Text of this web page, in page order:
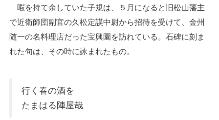
暇を持て余していた子規は、５月になると旧松山藩主
で近衛師団副官の久松定謨中尉から招待を受けて、金州
随一の名料理店だった宝興園を訪れている。石碑に刻ま
れた句は、その時に詠まれたもの。
行く春の酒を
たまはる陣屋哉